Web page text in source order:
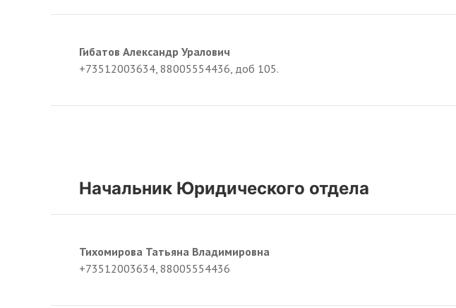
Гибатов Александр Уралович
+73512003634, 88005554436, доб 105.
Начальник Юридического отдела
Тихомирова Татьяна Владимировна
+73512003634, 88005554436